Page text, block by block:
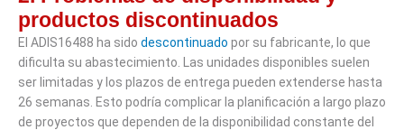
productos discontinuados
El ADIS16488 ha sido descontinuado por su fabricante, lo que
dificulta su abastecimiento. Las unidades disponibles suelen
ser limitadas y los plazos de entrega pueden extenderse hasta
26 semanas. Esto podría complicar la planificación a largo plazo
de proyectos que dependen de la disponibilidad constante del